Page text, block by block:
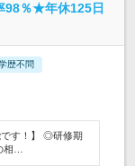
98％★年休125日
歴不問
です！】 ◎研修期
相…